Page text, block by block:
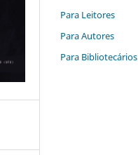
Para Leitores
Para Autores
Para Bibliotecários